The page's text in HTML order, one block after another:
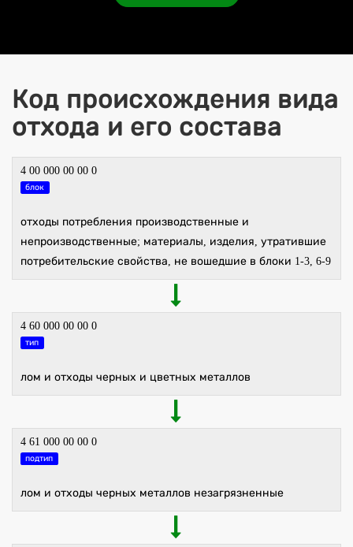
Код происхождения вида
отхода и его состава
4 00 000 00 00 0
блок
отходы потребления производственные и
непроизводственные; материалы, изделия, утратившие
потребительские свойства, не вошедшие в блоки 1-3, 6-9
4 60 000 00 00 0
тип
лом и отходы черных и цветных металлов
4 61 000 00 00 0
подтип
лом и отходы черных металлов незагрязненные